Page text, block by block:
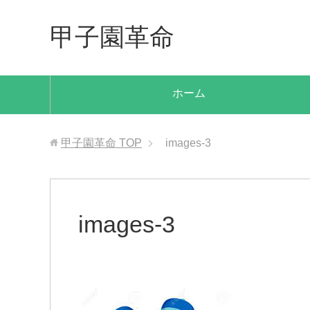
甲子園革命
ホーム
甲子園革命 TOP images-3
images-3